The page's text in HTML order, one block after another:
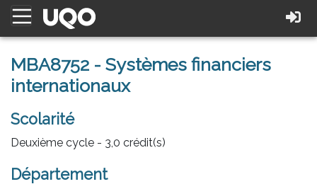
MBA8752 - Systèmes financiers
internationaux
Scolarité
Deuxième cycle - 3,0 crédit(s)
Département